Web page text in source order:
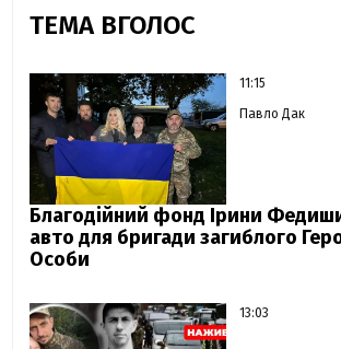
ТЕМА ВГОЛОС
11:15
Павло Дак
Благодійний фонд Ірини
авто для бригади загиблого
Особи
13:03